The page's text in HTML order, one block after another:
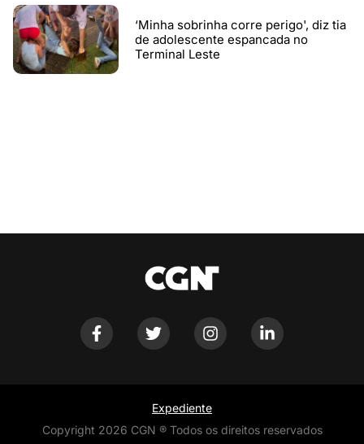
‘Minha sobrinha corre perigo', diz tia
de adolescente espancada no
Terminal Leste
Expediente
Copyright 2026 CGN ® Todos os direitos reservados